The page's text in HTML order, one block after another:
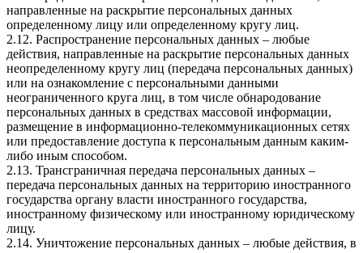
направленные на раскрытие персональных данных
определенному лицу или определенному кругу лиц.
2.12. Распространение персональных данных – любые
действия, направленные на раскрытие персональных данных
неопределенному кругу лиц (передача персональных данных)
или на ознакомление с персональными данными
неограниченного круга лиц, в том числе обнародование
персональных данных в средствах массовой информации,
размещение в информационно-телекоммуникационных сетях
или предоставление доступа к персональным данным каким-
либо иным способом.
2.13. Трансграничная передача персональных данных –
передача персональных данных на территорию иностранного
государства органу власти иностранного государства,
иностранному физическому или иностранному юридическому
лицу.
2.14. Уничтожение персональных данных – любые действия, в